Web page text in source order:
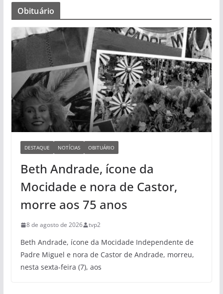
Obituário
DESTAQUE NOTÍCIAS OBITUÁRIO
Beth Andrade, ícone da
Mocidade e nora de Castor,
morre aos 75 anos
8 de agosto de 2026 tvp2
Beth Andrade, ícone da Mocidade Independente de
Padre Miguel e nora de Castor de Andrade, morreu,
nesta sexta-feira (7), aos